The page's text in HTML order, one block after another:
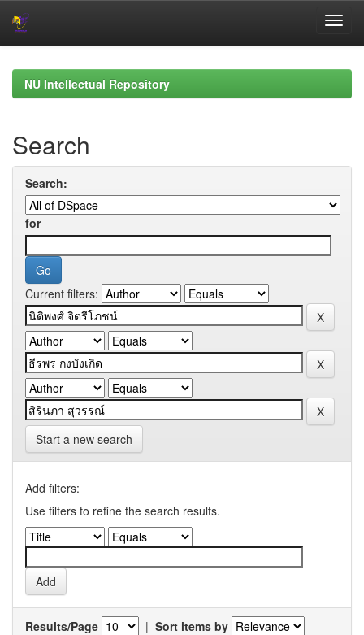
navigationNU Intellectual Repository
Search
Search:
for
Current filters:
Start a new search
Add filters:
Use filters to refine the search results.
Results/Page | Sort items by